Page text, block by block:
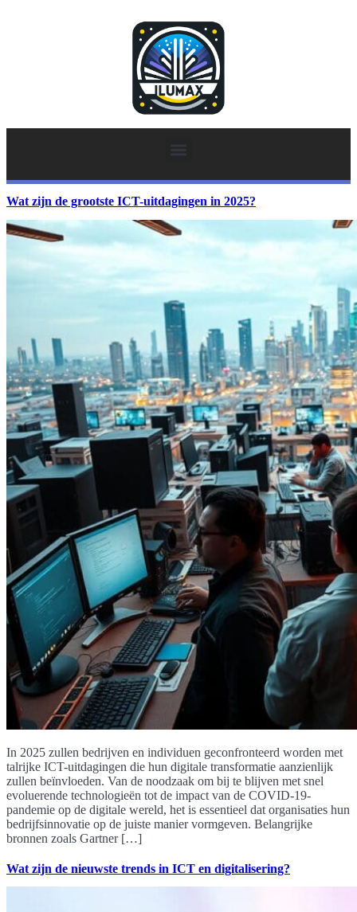
Wat zijn de grootste ICT-uitdagingen in 2025?
In 2025 zullen bedrijven en individuen geconfronteerd worden met
talrijke ICT-uitdagingen die hun digitale transformatie aanzienlijk
zullen beïnvloeden. Van de noodzaak om bij te blijven met snel
evoluerende technologieën tot de impact van de COVID-19-
pandemie op de digitale wereld, het is essentieel dat organisaties hun
bedrijfsinnovatie op de juiste manier vormgeven. Belangrijke
bronnen zoals Gartner […]
Wat zijn de nieuwste trends in ICT en digitalisering?